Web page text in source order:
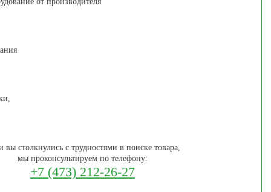
вы столкнулись с трудностями в поиске товара,
мы проконсультируем по телефону:
+7 (473) 212-26-27